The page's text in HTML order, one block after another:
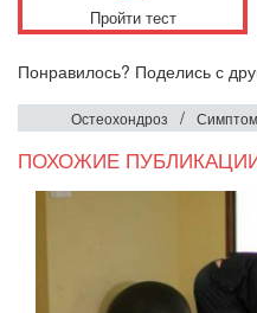
Пройти тест
Понравилось? Поделись с
Остеохондроз /
ПОХОЖИЕ